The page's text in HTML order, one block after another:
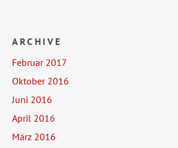
ARCHIVE
Februar 2017
Oktober 2016
Juni 2016
April 2016
März 2016